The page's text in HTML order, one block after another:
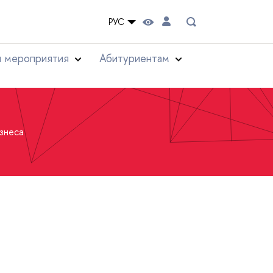
РУС
мероприятия Абитуриентам